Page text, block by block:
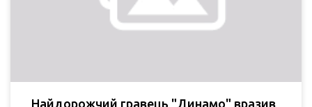
Найдорожчий гравець "Динамо" вразив